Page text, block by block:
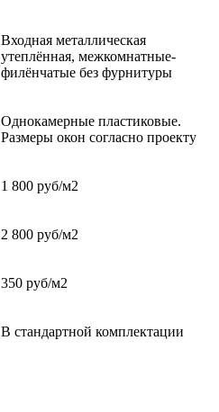
Входная металлическая
утеплённая, межкомнатные-
филёнчатые без фурнитуры
Однокамерные пластиковые.
Размеры окон согласно проекту
1 800 руб/м2
2 800 руб/м2
350 руб/м2
В стандартной комплектации